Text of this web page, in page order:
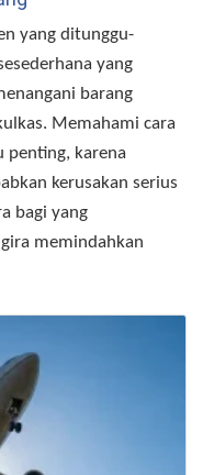
yang ditunggu-
yang
barang
Memahami cara
penting, karena
kerusakan serius
bagi yang
memindahkan